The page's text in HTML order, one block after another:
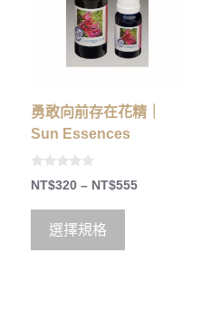
勇敢向前存在花精｜
Sun Essences
0
o
t
5
NT$320 – NT$555
選擇規格